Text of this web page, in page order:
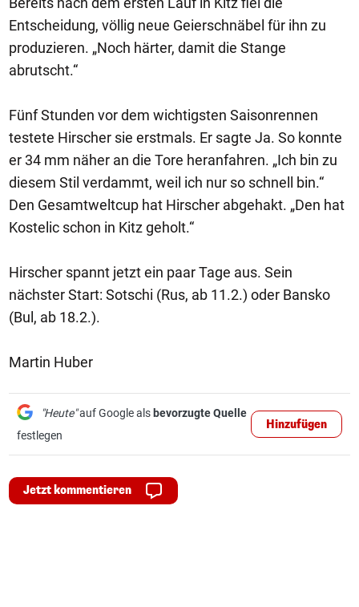
Entscheidung, völlig neue Geierschnäbel für ihn zu
produzieren. „Noch härter, damit die Stange
abrutscht.“
Fünf Stunden vor dem wichtigsten Saisonrennen
testete Hirscher sie erstmals. Er sagte Ja. So konnte
er 34 mm näher an die Tore heranfahren. „Ich bin zu
diesem Stil verdammt, weil ich nur so schnell bin.“
Den Gesamtweltcup hat Hirscher abgehakt. „Den hat
Kostelic schon in Kitz geholt.“
Hirscher spannt jetzt ein paar Tage aus. Sein
nächster Start: Sotschi (Rus, ab 11.2.) oder Bansko
(Bul, ab 18.2.).
Martin Huber
"Heute"auf Google als bevorzugte Quelle
festlegen
Hinzufügen
Jetzt kommentieren